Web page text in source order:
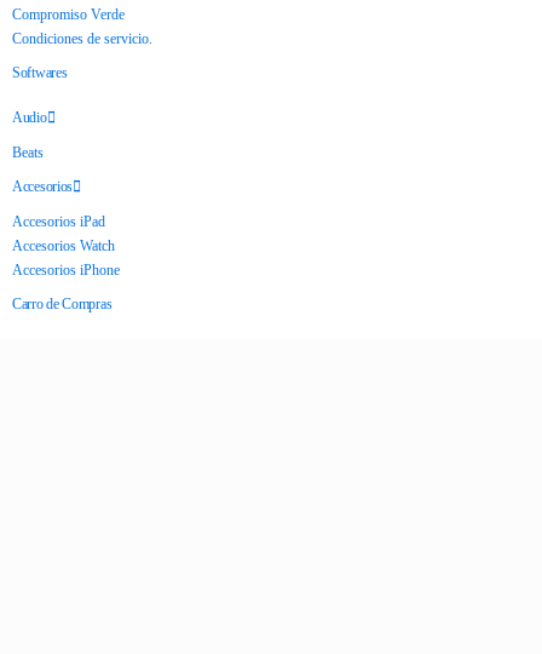
Compromiso Verde
Condiciones de servicio.
Softwares
Audio
Beats
Accesorios
Accesorios iPad
Accesorios Watch
Accesorios iPhone
Carro de Compras